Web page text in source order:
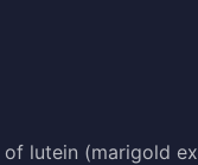
lutein (marigold